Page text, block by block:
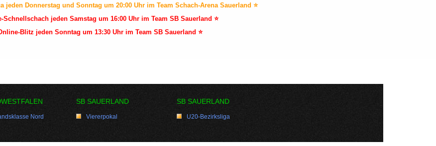
jeden Donnerstag und Sonntag um 20:00 Uhr im Team Schach-Arena Sauerland ⭐
Schnellschach jeden Samstag um 16:00 Uhr im Team SB Sauerland ⭐
Blitz jeden Sonntag um 13:30 Uhr im Team SB Sauerland ⭐
Nord
SB SAUERLAND
Viererpokal
SB SAUERLAND
U20-Bezirksliga